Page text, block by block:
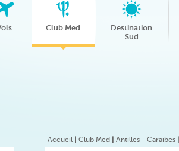
Club Med
Destination
Sud
Accueil Club Med Antilles - Caraïbes